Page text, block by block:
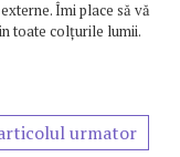
Îmi place să vă
toate colțurile lumii.
urmator